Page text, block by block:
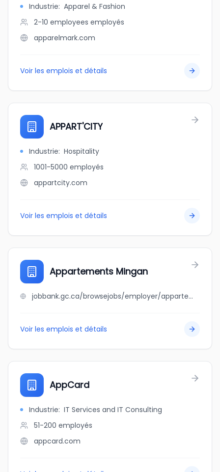
Industrie: Apparel & Fashion
2-10 employees employés
apparelmark.com
Voir les emplois et détails
APPART'CITY
Industrie: Hospitality
1001-5000 employés
appartcity.com
Voir les emplois et détails
Appartements Mingan
jobbank.gc.ca/browsejobs/employer/appartements+mingan/ca
Voir les emplois et détails
AppCard
Industrie: IT Services and IT Consulting
51-200 employés
appcard.com